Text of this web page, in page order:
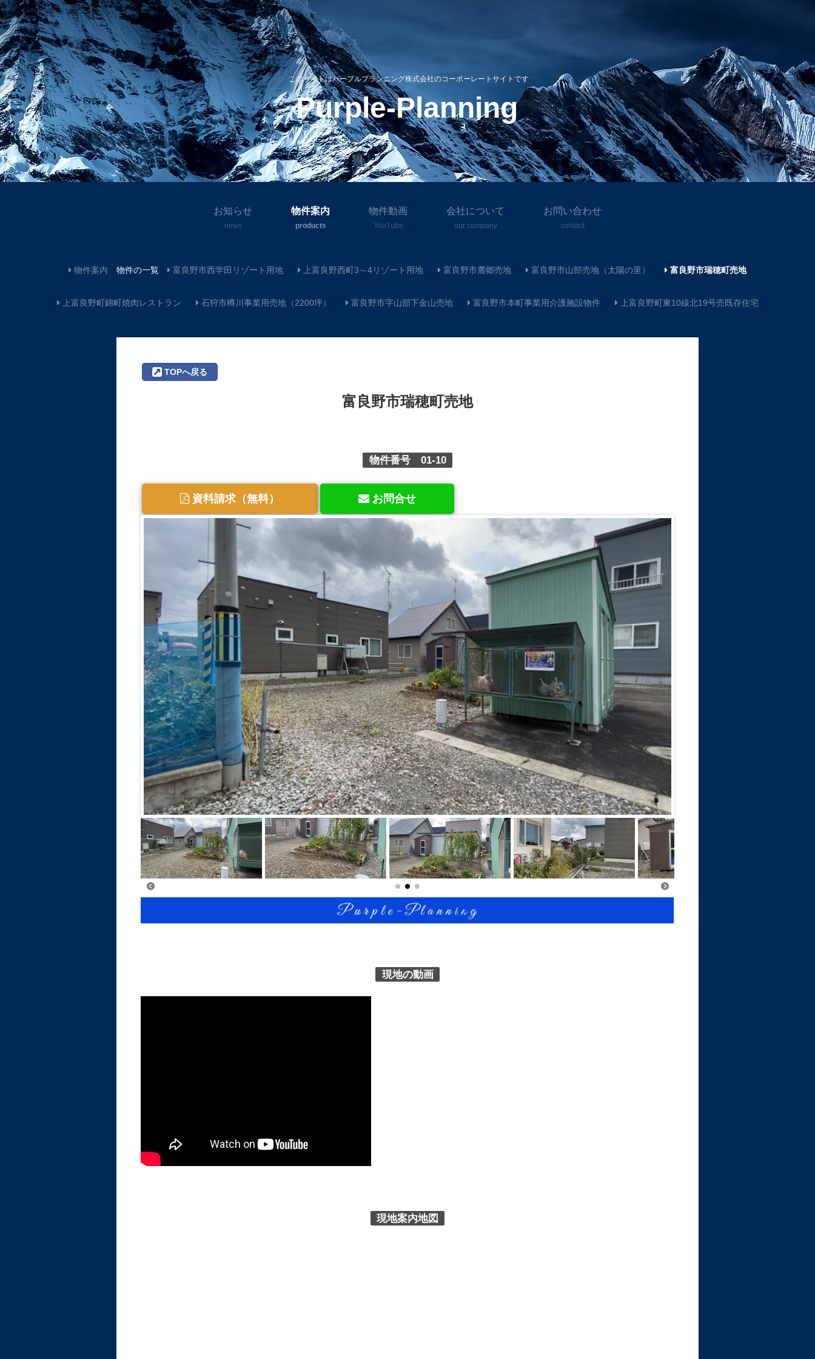
このサイトはパープルプランニング株式会社のコーポーレートサイトです
Purple-Planning
お知らせ
news
物件案内
products
物件動画
YouTube
会社について
our company
お問い合わせ
contact
物件案内 物件の一覧 富良野市西学田リゾート用地 上富良野西町3～4リゾート用地 富良野市麓郷売地 富良野市山部売地（太陽の里） 富良野市瑞穂町売地
上富良野町錦町焼肉レストラン 石狩市樽川事業用売地（2200坪） 富良野市字山部下金山売地 富良野市本町事業用介護施設物件 上富良野町東10線北19号売既存住宅
TOPへ戻る
富良野市瑞穂町売地
物件番号 01-10
資料請求（無料） お問合せ
現地の動画
現地案内地図